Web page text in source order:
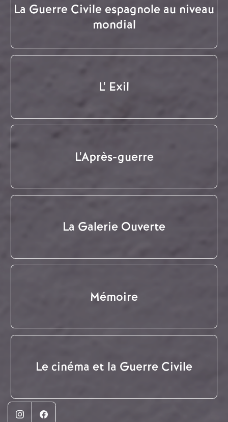
La Guerre Civile espagnole au niveau
mondial
L' Exil
L'Après-guerre
La Galerie Ouverte
Mémoire
Le cinéma et la Guerre Civile
InstagramFacebook